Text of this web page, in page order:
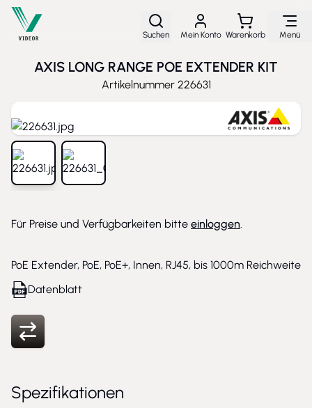
Direkt zum Inhalt
Suchen Mein Konto Warenkorb Menü
AXIS LONG RANGE POE EXTENDER KIT
Artikelnummer 226631
PoE Extender, PoE, PoE+, Innen, RJ45, bis 1000m Reichweite
Für Preise und Verfügbarkeiten bitte einloggen.
Datenblatt
View larger image
Spezifikationen